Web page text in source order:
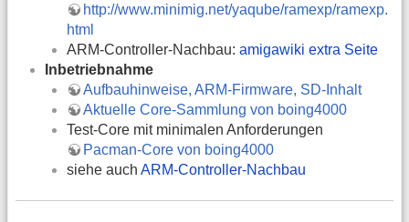
http://www.minimig.net/yaqube/ramexp/ramexp.
html
ARM-Controller-Nachbau: amigawiki extra Seite
Inbetriebnahme
Aufbauhinweise, ARM-Firmware, SD-Inhalt
Aktuelle Core-Sammlung von boing4000
Test-Core mit minimalen Anforderungen
Pacman-Core von boing4000
siehe auch ARM-Controller-Nachbau